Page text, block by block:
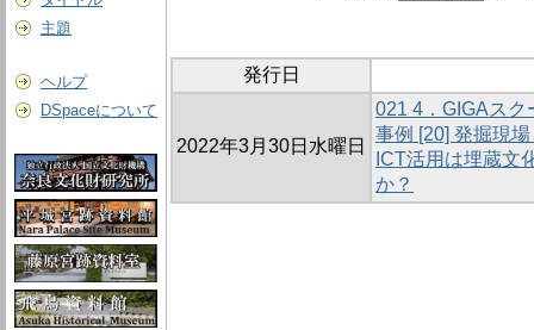
主題
ヘルプ
DSpaceについて
発行日
2022年3月30日水曜日
021 4．GIGAス
事例 [20] 発掘現
ICT活用は埋蔵文
か？